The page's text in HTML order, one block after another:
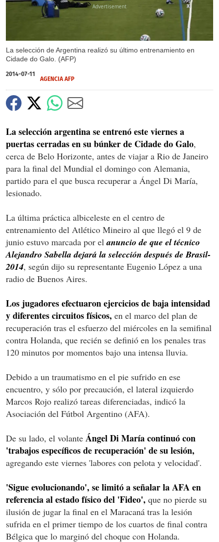
La selección de Argentina realizó su último entrenamiento en
Cidade do Galo. (AFP)
X
2014-07-11
AGENCIA AFP
La selección argentina se entrenó este viernes a
puertas cerradas en su búnker de Cidade do Galo,
cerca de Belo Horizonte, antes de viajar a Rio de Janeiro
para la final del Mundial el domingo con Alemania,
partido para el que busca recuperar a Ángel Di María,
lesionado.
La última práctica albiceleste en el centro de
entrenamiento del Atlético Mineiro al que llegó el 9 de
junio estuvo marcada por elanuncio de que el técnico
Alejandro Sabella dejará la selección después de Brasil-
2014, según dijo su representante Eugenio López a una
radio de Buenos Aires.
Los jugadores efectuaron ejercicios de baja intensidad
y diferentes circuitos físicos, en el marco del plan de
recuperación tras el esfuerzo del miércoles en la semifinal
contra Holanda, que recién se definió en los penales tras
120 minutos por momentos bajo una intensa lluvia.
Debido a un traumatismo en el pie sufrido en ese
encuentro, y sólo por precaución, el lateral izquierdo
Marcos Rojo realizó tareas diferenciadas, indicó la
Asociación del Fútbol Argentino (AFA).
De su lado, el volante Ángel Di María continuó con
'trabajos específicos de recuperación' de su lesión,
agregando este viernes 'labores con pelota y velocidad'.
'Sigue evolucionando', se limitó a señalar la AFA en
referencia al estado físico del 'Fideo', que no pierde su
ilusión de jugar la final en el Maracaná tras la lesión
sufrida en el primer tiempo de los cuartos de final contra
Bélgica que lo marginó del choque con Holanda.